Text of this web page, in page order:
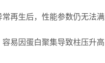
生后，性能参数仍无法满
因蛋白聚集导致柱压升高